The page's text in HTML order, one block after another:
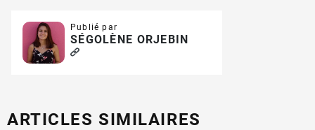
Publié par
SÉGOLÈNE ORJEBIN
ARTICLES SIMILAIRES